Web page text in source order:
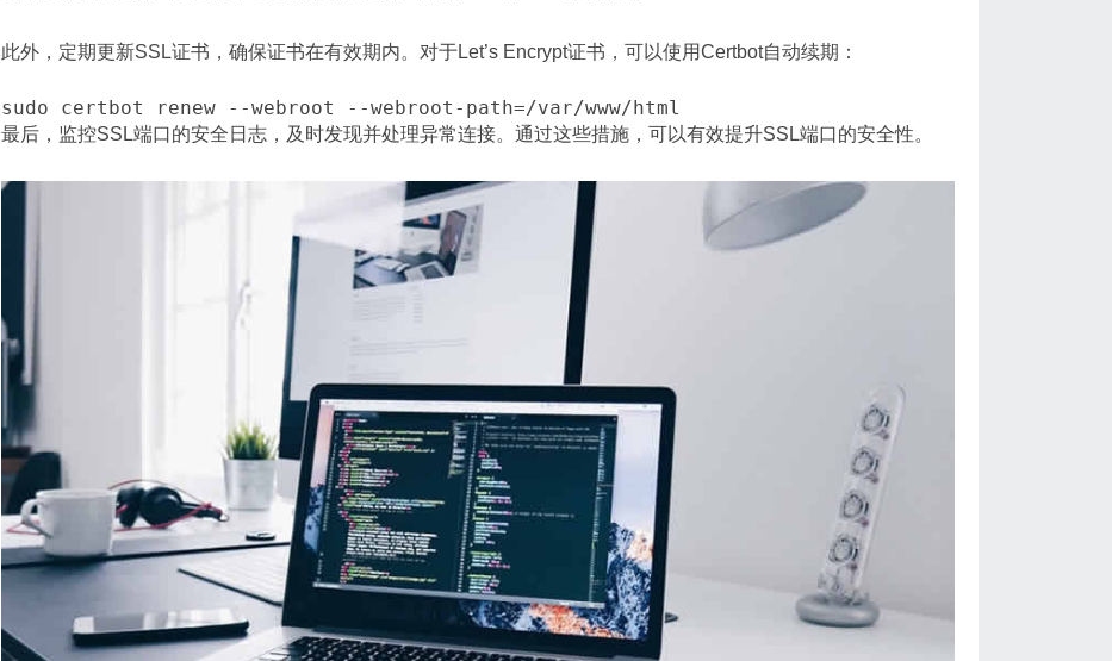
此外，定期更新SSL证书，确保证书在有效期内。对于Let’s Encrypt证书，可以使用Certbot自动续期：
最后，监控SSL端口的安全日志，及时发现并处理异常连接。通过这些措施，可以有效提升SSL端口的安全性。